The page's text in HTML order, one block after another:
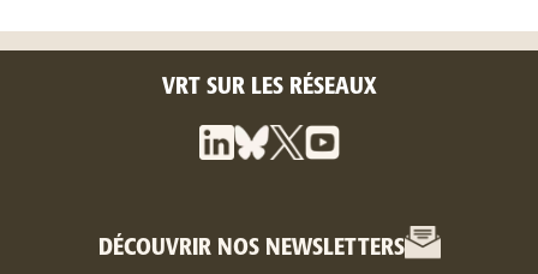
VRT SUR LES RÉSEAUX
DÉCOUVRIR NOS NEWSLETTERS